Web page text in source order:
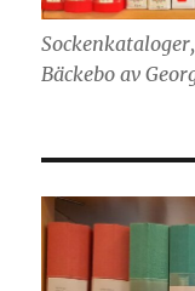
Bäckebo av